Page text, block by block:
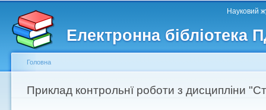
Електронна бібліотека
Головне меню Науковий
Другорядне меню
Ви є тут
Головна
Приклад контрольнї роботи з дисципліни